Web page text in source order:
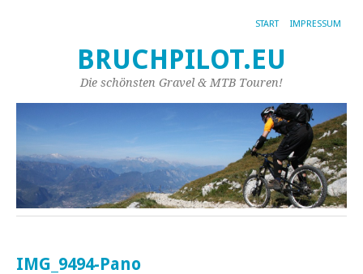
START IMPRESSUM
BRUCHPILOT.EU
Die schönsten Gravel & MTB Touren!
IMG_9494-Pano